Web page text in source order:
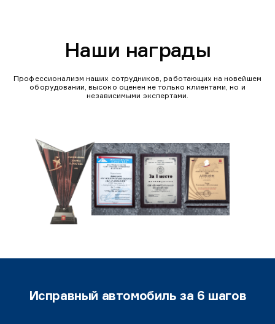
Наши награды
Профессионализм наших сотрудников, работающих на новейшем
оборудовании, высоко оценен не только клиентами, но и
независимыми экспертами.
Исправный автомобиль за 6 шагов